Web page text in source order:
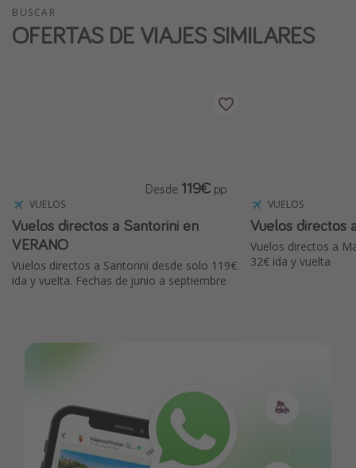
BUSCAR
OFERTAS DE VIAJES SIMILARES
VUELOS
Vuelos directos a Santorini en
VERANO
Vuelos directos a Santorini desde solo 119€
ida y vuelta. Fechas de junio a septiembre
Desde 119€ pp
VUELOS
Vuelos directos
Vuelos directos a
32€ ida y vuelta